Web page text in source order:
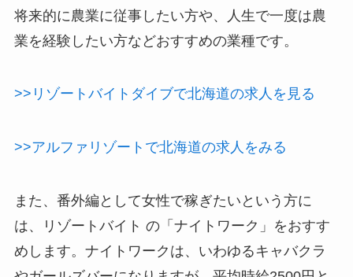
将来的に農業に従事したい方や、人生で一度は農
業を経験したい方などおすすめの業種です。
>>リゾートバイトダイブで北海道の求人を見る
>>アルファリゾートで北海道の求人をみる
また、番外編として女性で稼ぎたいという方に
は、リゾートバイト の「ナイトワーク」をおすす
めします。ナイトワークは、いわゆるキャバクラ